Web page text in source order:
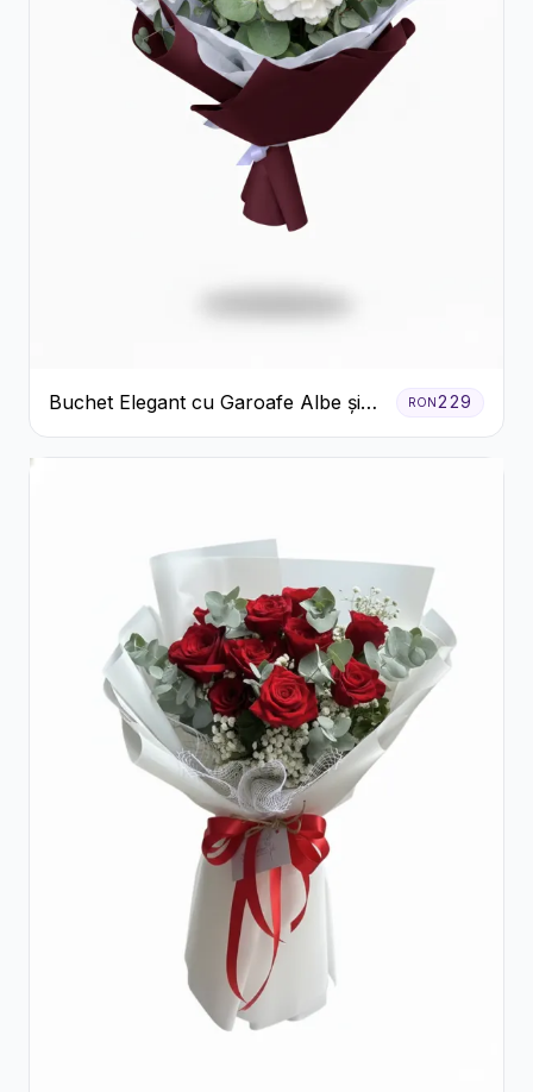
Buchet Elegant cu Garoafe Albe și
Eucalipt
RON229